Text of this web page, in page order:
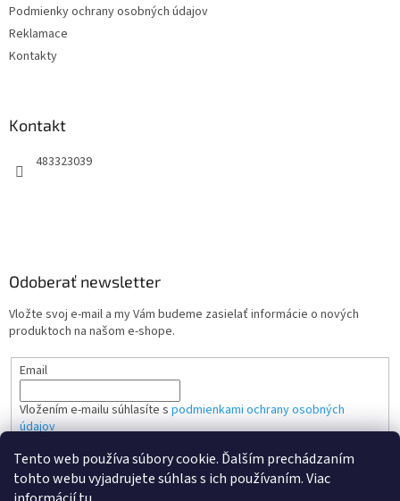
Tento web používa súbory cookie. Ďalším prechádzaním
tohto webu vyjadrujete súhlas s ich používaním. Viac
Podmienky ochrany osobných údajov
Reklamace
Kontakty
Kontakt
483323039
Odoberať newsletter
Vložte svoj e-mail a my Vám budeme zasielať informácie o nových
produktoch na našom e-shope.
Email
Vložením e-mailu súhlasíte s podmienkami ochrany osobných
údajov
PRIHLÁSIŤ SA